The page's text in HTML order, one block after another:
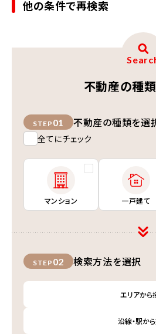
他の条件で再検索
不動産の種
STEP 01 不動産の種類を選
全てにチェック
マンション 一戸建て
STEP 02 検索方法を選択
エリアから
沿線・駅か